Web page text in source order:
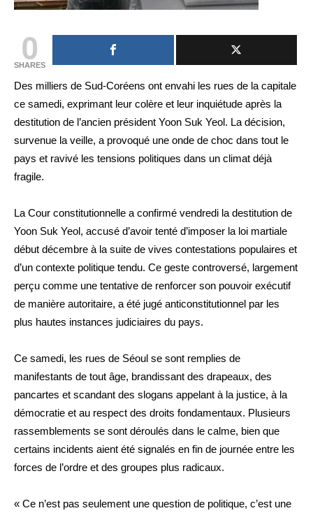
0
SHARES
Des milliers de Sud-Coréens ont envahi les rues de la capitale
ce samedi, exprimant leur colère et leur inquiétude après la
destitution de l’ancien président Yoon Suk Yeol. La décision,
survenue la veille, a provoqué une onde de choc dans tout le
pays et ravivé les tensions politiques dans un climat déjà
fragile.
La Cour constitutionnelle a confirmé vendredi la destitution de
Yoon Suk Yeol, accusé d’avoir tenté d’imposer la loi martiale
début décembre à la suite de vives contestations populaires et
d’un contexte politique tendu. Ce geste controversé, largement
perçu comme une tentative de renforcer son pouvoir exécutif
de manière autoritaire, a été jugé anticonstitutionnel par les
plus hautes instances judiciaires du pays.
Ce samedi, les rues de Séoul se sont remplies de
manifestants de tout âge, brandissant des drapeaux, des
pancartes et scandant des slogans appelant à la justice, à la
démocratie et au respect des droits fondamentaux. Plusieurs
rassemblements se sont déroulés dans le calme, bien que
certains incidents aient été signalés en fin de journée entre les
forces de l’ordre et des groupes plus radicaux.
« Ce n’est pas seulement une question de politique, c’est une